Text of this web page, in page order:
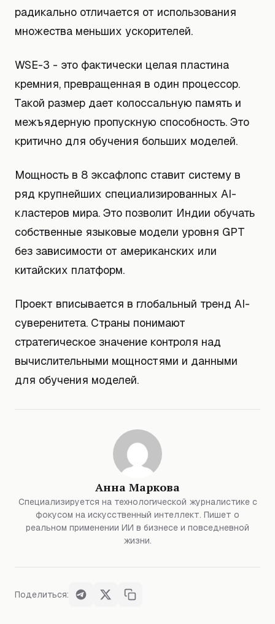
радикально отличается от использования
множества меньших ускорителей.
WSE-3 - это фактически целая пластина
кремния, превращенная в один процессор.
Такой размер дает колоссальную память и
межъядерную пропускную способность. Это
критично для обучения больших моделей.
Мощность в 8 эксафлопс ставит систему в
ряд крупнейших специализированных AI-
кластеров мира. Это позволит Индии обучать
собственные языковые модели уровня GPT
без зависимости от американских или
китайских платформ.
Проект вписывается в глобальный тренд AI-
суверенитета. Страны понимают
стратегическое значение контроля над
вычислительными мощностями и данными
для обучения моделей.
Анна Маркова
Специализируется на технологической журналистике с
фокусом на искусственный интеллект. Пишет о
реальном применении ИИ в бизнесе и повседневной
жизни.
Поделиться: